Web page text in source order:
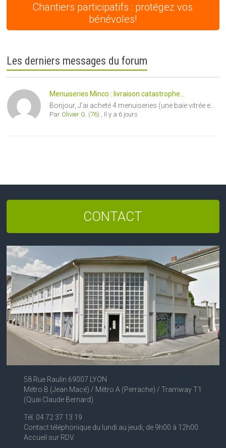
Chantiers participatifs : protégez vos
bénévoles!
Les derniers messages du forum
Menuiseries Minco : livraison catastrophe...
Bonjour, J'ai acheté 4 menuiseries (une baie vitrée e...
Par Olivier G. (76) Il y a 6 jours
CONTACT
58 Rue Raulin 69007 LYON
Métro B (Jean Macé) / Métro A (Perrache) / Tramway T1
(Quai Claude Bernard)
Tél. 04 72 37 13 19
Contact téléphonique du lundi au jeudi, de 9h00 à 12h00.
Accueil sur RDV.